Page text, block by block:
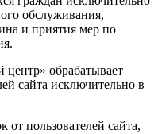
обслуживания,
и приятия мер по
обрабатывает
сайта исключительно в
от пользователей сайта,